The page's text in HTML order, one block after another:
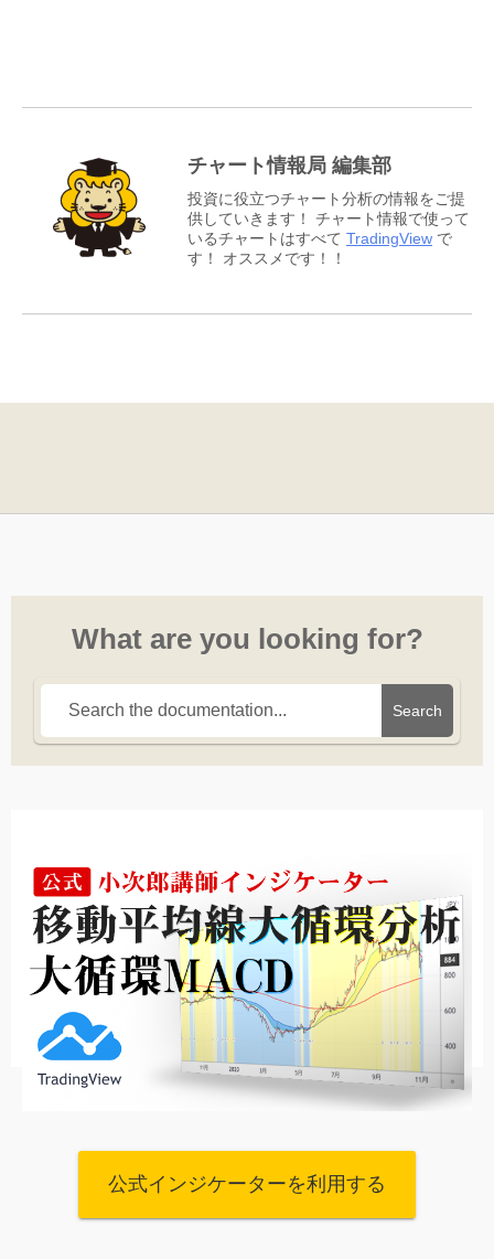
チャート情報局 編集部
投資に役立つチャート分析の情報をご提
供していきます！ チャート情報で使って
いるチャートはすべて TradingView で
す！ オススメです！！
What are you looking for?
Search
公式インジケーターを利用する